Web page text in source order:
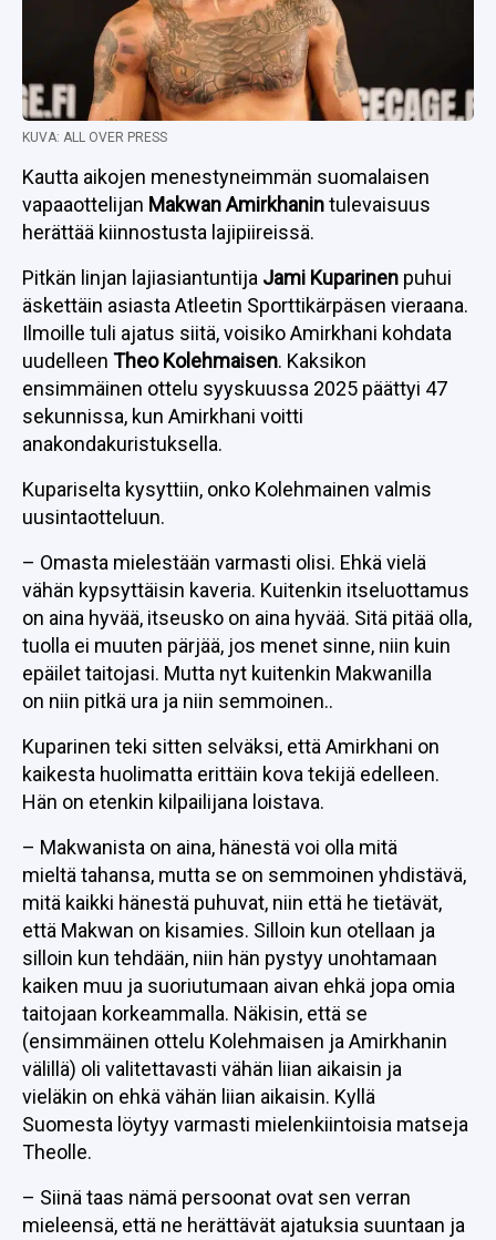
KUVA: ALL OVER PRESS
Kautta aikojen menestyneimmän suomalaisen
vapaaottelijan Makwan Amirkhanintulevaisuus
herättää kiinnostusta lajipiireissä.
Pitkän linjan lajiasiantuntija Jami Kuparinen puhui
äskettäin asiasta Atleetin Sporttikärpäsen vieraana.
Ilmoille tuli ajatus siitä, voisiko Amirkhani kohdata
uudelleen Theo Kolehmaisen. Kaksikon
ensimmäinen ottelu syyskuussa 2025 päättyi 47
sekunnissa, kun Amirkhani voitti
anakondakuristuksella.
Kupariselta kysyttiin, onko Kolehmainen valmis
uusintaotteluun.
– Omasta mielestään varmasti olisi. Ehkä vielä
vähän kypsyttäisin kaveria. Kuitenkin itseluottamus
on aina hyvää, itseusko on aina hyvää. Sitä pitää olla,
tuolla ei muuten pärjää, jos menet sinne, niin kuin
epäilet taitojasi. Mutta nyt kuitenkin Makwanilla
on niin pitkä ura ja niin semmoinen..
Kuparinen teki sitten selväksi, että Amirkhani on
kaikesta huolimatta erittäin kova tekijä edelleen.
Hän on etenkin kilpailijana loistava.
– Makwanista on aina, hänestä voi olla mitä
mieltä tahansa, mutta se on semmoinen yhdistävä,
mitä kaikki hänestä puhuvat, niin että he tietävät,
että Makwan on kisamies. Silloin kun otellaan ja
silloin kun tehdään, niin hän pystyy unohtamaan
kaiken muu ja suoriutumaan aivan ehkä jopa omia
taitojaan korkeammalla. Näkisin, että se
(ensimmäinen ottelu Kolehmaisen ja Amirkhanin
välillä) oli valitettavasti vähän liian aikaisin ja
vieläkin on ehkä vähän liian aikaisin. Kyllä
Suomesta löytyy varmasti mielenkiintoisia matseja
Theolle.
– Siinä taas nämä persoonat ovat sen verran
mieleensä, että ne herättävät ajatuksia suuntaan ja